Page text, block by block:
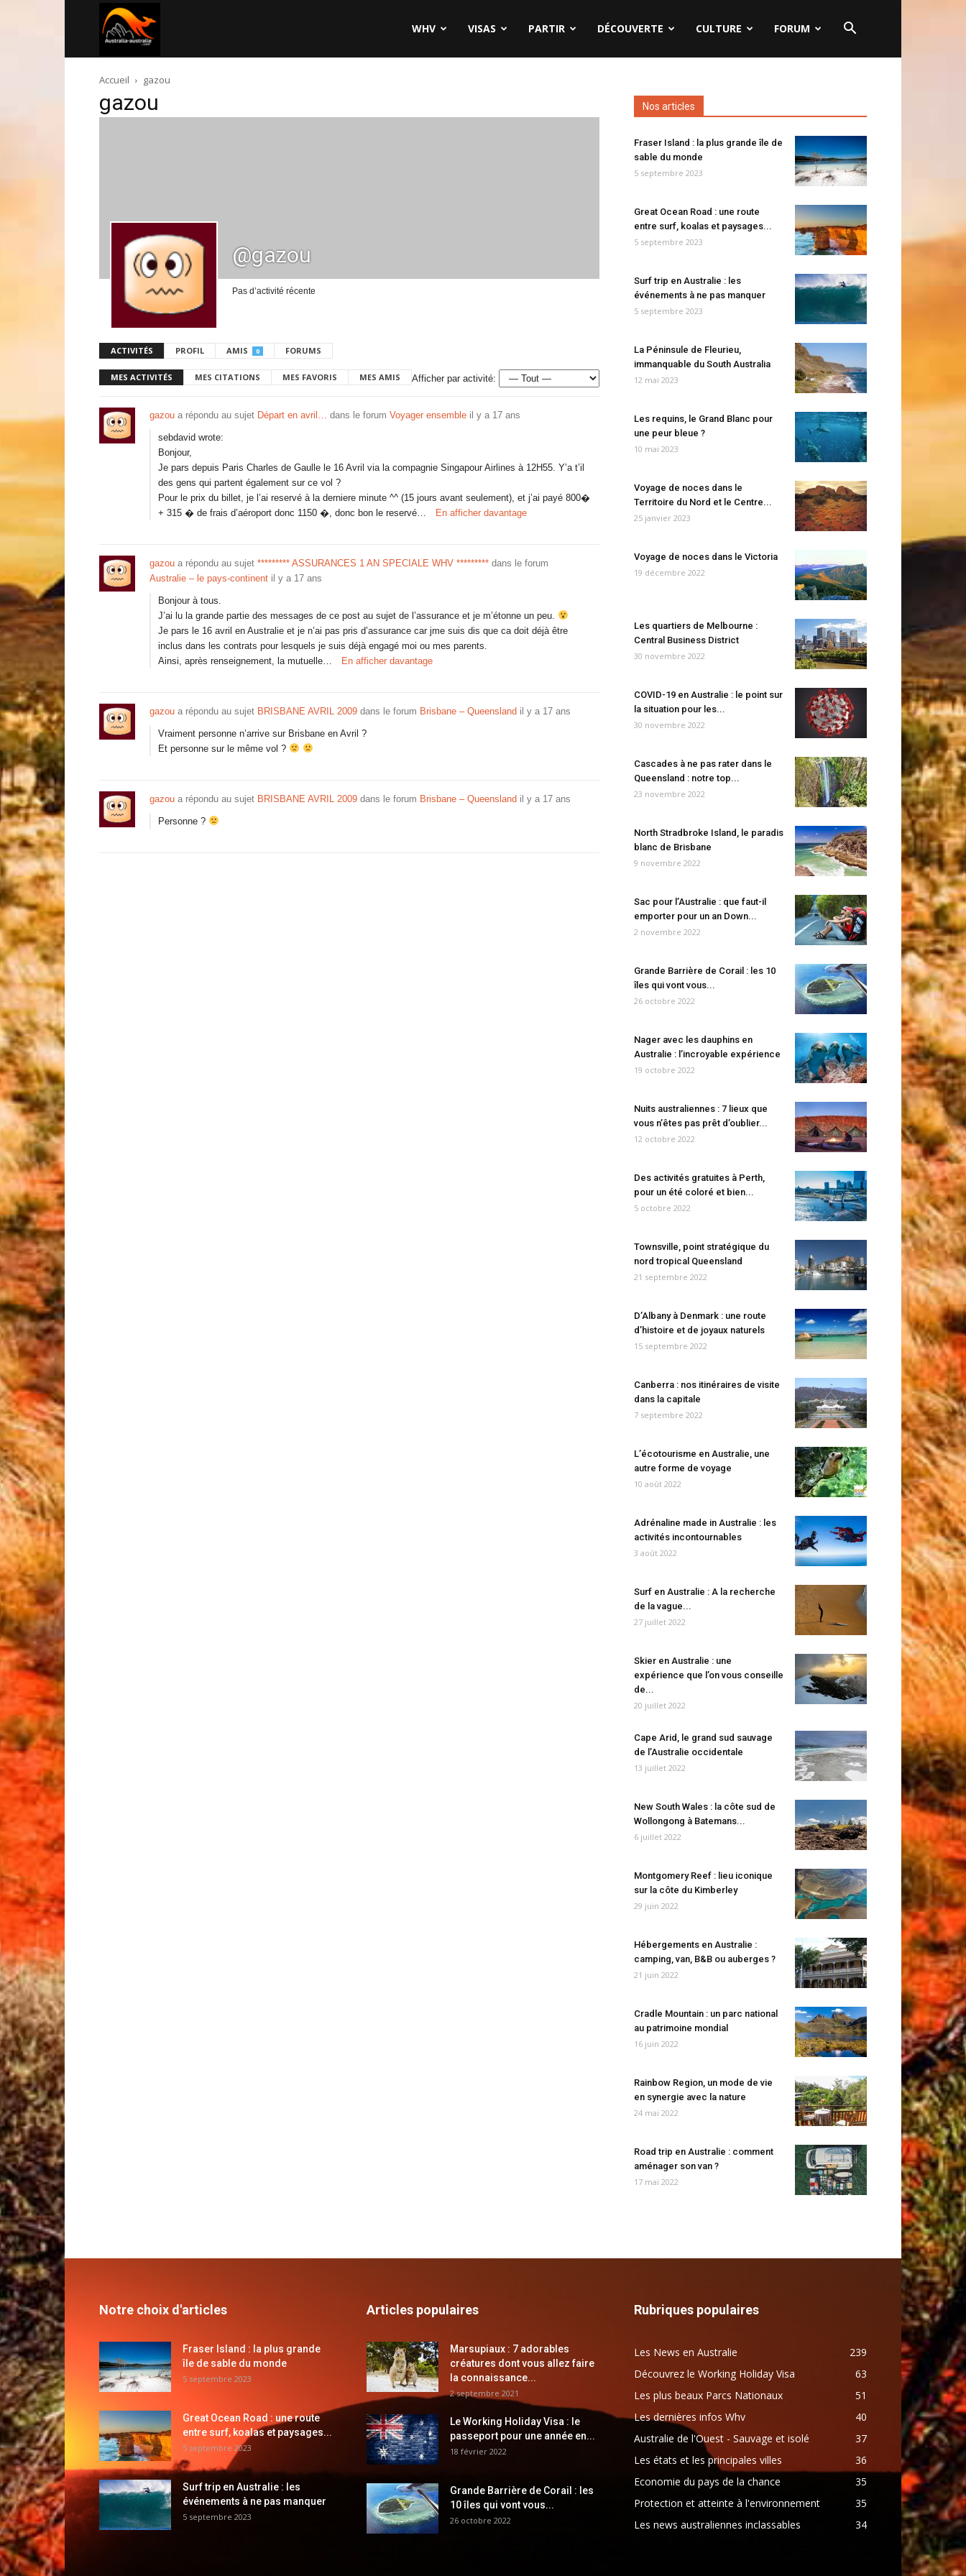
australie.com
WHV VISAS PARTIR DÉCOUVERTE CULTURE FORUM
Accueil gazou
gazou
@gazou
Pas d’activité récente
ACTIVITÉS PROFIL AMIS 0 FORUMS
MES ACTIVITÉS MES CITATIONS MES FAVORIS MES AMIS Afficher par activité:
gazou a répondu au sujet Départ en avril… dans le forum Voyager ensemble il y a 17 ans
sebdavid wrote:
Bonjour,
Je pars depuis Paris Charles de Gaulle le 16 Avril via la compagnie Singapour Airlines à 12H55. Y’a t’il
des gens qui partent également sur ce vol ?
Pour le prix du billet, je l’ai reservé à la derniere minute ^^ (15 jours avant seulement), et j’ai payé 800�
+ 315 � de frais d’aéroport donc 1150 �, donc bon le reservé…
En afficher davantage
gazou a répondu au sujet ********* ASSURANCES 1 AN SPECIALE WHV ********* dans le forum
Australie – le pays-continent il y a 17 ans
Bonjour à tous.
J’ai lu la grande partie des messages de ce post au sujet de l’assurance et je m’étonne un peu.
Je pars le 16 avril en Australie et je n’ai pas pris d’assurance car jme suis dis que ca doit déjà être
inclus dans les contrats pour lesquels je suis déjà engagé moi ou mes parents.
Ainsi, après renseignement, la mutuelle…
En afficher davantage
gazou a répondu au sujet BRISBANE AVRIL 2009 dans le forum Brisbane – Queensland il y a 17 ans
Vraiment personne n’arrive sur Brisbane en Avril ?
Et personne sur le même vol ?
gazou a répondu au sujet BRISBANE AVRIL 2009 dans le forum Brisbane – Queensland il y a 17 ans
Personne ?
Nos articles
Fraser Island : la plus grande île de
sable du monde
5 septembre 2023
Great Ocean Road : une route
entre surf, koalas et paysages...
5 septembre 2023
Surf trip en Australie : les
événements à ne pas manquer
5 septembre 2023
La Péninsule de Fleurieu,
immanquable du South Australia
12 mai 2023
Les requins, le Grand Blanc pour
une peur bleue ?
10 mai 2023
Voyage de noces dans le
Territoire du Nord et le Centre...
25 janvier 2023
Voyage de noces dans le Victoria
19 décembre 2022
Les quartiers de Melbourne :
Central Business District
30 novembre 2022
COVID-19 en Australie : le point sur
la situation pour les...
30 novembre 2022
Cascades à ne pas rater dans le
Queensland : notre top...
23 novembre 2022
North Stradbroke Island, le paradis
blanc de Brisbane
9 novembre 2022
Sac pour l’Australie : que faut-il
emporter pour un an Down...
2 novembre 2022
Grande Barrière de Corail : les 10
îles qui vont vous...
26 octobre 2022
Nager avec les dauphins en
Australie : l’incroyable expérience
19 octobre 2022
Nuits australiennes : 7 lieux que
vous n’êtes pas prêt d’oublier...
12 octobre 2022
Des activités gratuites à Perth,
pour un été coloré et bien...
5 octobre 2022
Townsville, point stratégique du
nord tropical Queensland
21 septembre 2022
D’Albany à Denmark : une route
d’histoire et de joyaux naturels
15 septembre 2022
Canberra : nos itinéraires de visite
dans la capitale
7 septembre 2022
L’écotourisme en Australie, une
autre forme de voyage
10 août 2022
Adrénaline made in Australie : les
activités incontournables
3 août 2022
Surf en Australie : A la recherche
de la vague...
27 juillet 2022
Skier en Australie : une
expérience que l’on vous conseille
de...
20 juillet 2022
Cape Arid, le grand sud sauvage
de l’Australie occidentale
13 juillet 2022
New South Wales : la côte sud de
Wollongong à Batemans...
6 juillet 2022
Montgomery Reef : lieu iconique
sur la côte du Kimberley
29 juin 2022
Hébergements en Australie :
camping, van, B&B ou auberges ?
21 juin 2022
Cradle Mountain : un parc national
au patrimoine mondial
16 juin 2022
Rainbow Region, un mode de vie
en synergie avec la nature
24 mai 2022
Road trip en Australie : comment
aménager son van ?
17 mai 2022
Notre choix d'articles
Fraser Island : la plus grande
île de sable du monde
5 septembre 2023
Great Ocean Road : une route
entre surf, koalas et paysages...
5 septembre 2023
Surf trip en Australie : les
événements à ne pas manquer
5 septembre 2023
Articles populaires
Marsupiaux : 7 adorables
créatures dont vous allez faire
la connaissance...
2 septembre 2021
Le Working Holiday Visa : le
passeport pour une année en...
18 février 2022
Grande Barrière de Corail : les
10 îles qui vont vous...
26 octobre 2022
Rubriques populaires
Les News en Australie
239
Découvrez le Working Holiday Visa
63
Les plus beaux Parcs Nationaux
51
Les dernières infos Whv
40
Australie de l'Ouest - Sauvage et isolé
37
Les états et les principales villes
36
Economie du pays de la chance
35
Protection et atteinte à l'environnement
35
Les news australiennes inclassables
34